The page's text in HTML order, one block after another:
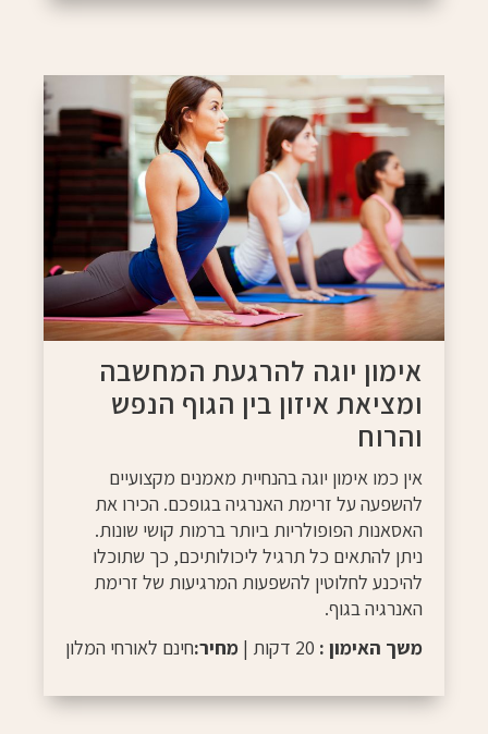
אימון יוגה להרגעת המחשבה
ומציאת איזון בין הגוף הנפש
והרוח
אין כמו אימון יוגה בהנחיית מאמנים מקצועיים
להשפעה על זרימת האנרגיה בגופכם. הכירו את
האסאנות הפופולריות ביותר ברמות קושי שונות.
ניתן להתאים כל תרגיל ליכולותיכם, כך שתוכלו
להיכנע לחלוטין להשפעות המרגיעות של זרימת
האנרגיה בגוף.
משך האימון :
מחיר:חינם לאורחי המלון